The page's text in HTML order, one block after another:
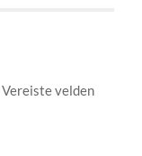
Vereiste velden